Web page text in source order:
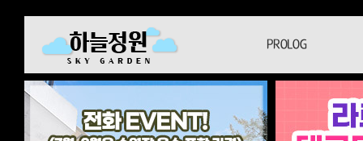
PROLOG